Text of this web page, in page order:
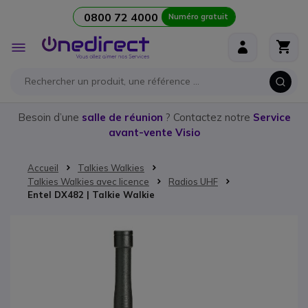
0800 72 4000 Numéro gratuit
Affichage
navigation
Besoin d’une salle de réunion ? Contactez notre Service
avant-vente Visio
Accueil
Talkies Walkies
Talkies Walkies avec licence
Radios UHF
Entel DX482 | Talkie Walkie